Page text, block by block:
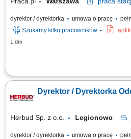
dyrektor / dyrektorka umowa o pracę
Szukamy kilku pracowników
1 dni
Opis stanowiska Odpowiedzialność za
instytucjonalnymi oraz partnerami
sprzedażowej i zwiększanie wartości
Dyrektor / Dyrektorka
Herbud Sp. z o.o. Legionowo
dyrektor / dyrektorka umowa o pracę